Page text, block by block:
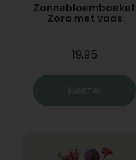
Zonnebloemboeket
Zora met vaas
19,95
Bestel